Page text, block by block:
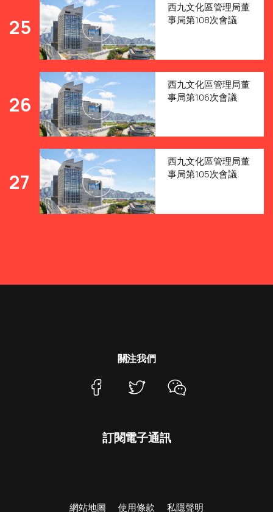
25
西九文化區管理局董
事局第108次會議
26
西九文化區管理局董
事局第106次會議
27
西九文化區管理局董
事局第105次會議
關注我們
訂閱電子通訊
網站地圖 使用條款 私隱聲明